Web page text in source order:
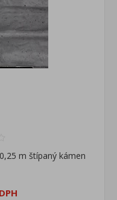
m štípaný kámen